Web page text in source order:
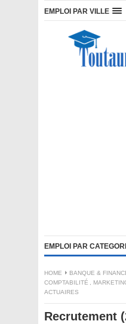
EMPLOI PAR VILLE
EMPLOI PAR
HOME BANQUE &
COMPTABILITÉ ,
ACTUAIRES
Recrutement